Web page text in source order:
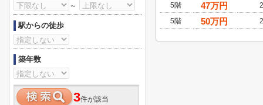
5階
47万円
5階
50万円
～
駅からの徒歩
築年数
3件が該当